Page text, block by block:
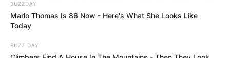
BUZZDAY
Marlo Thomas Is 86 Now - Here's What She Looks Like
Today
BUZZ DAY